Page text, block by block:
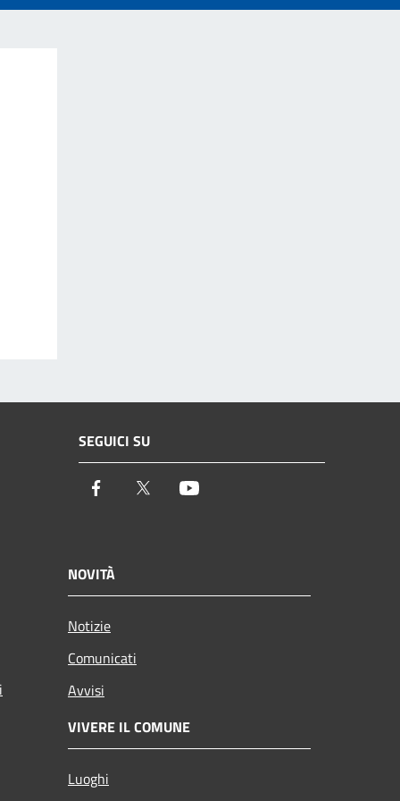
SEGUICI SU
Facebook Twitter
NOVITÀ
Notizie
Comunicati
Avvisi
VIVERE IL COMUNE
Luoghi